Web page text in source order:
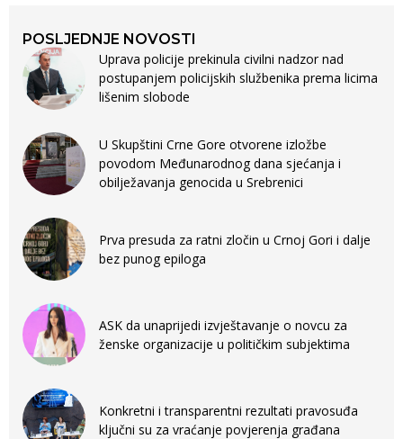
POSLJEDNJE NOVOSTI
Uprava policije prekinula civilni nadzor nad
postupanjem policijskih službenika prema licima
lišenim slobode
U Skupštini Crne Gore otvorene izložbe
povodom Međunarodnog dana sjećanja i
obilježavanja genocida u Srebrenici
Prva presuda za ratni zločin u Crnoj Gori i dalje
bez punog epiloga
ASK da unaprijedi izvještavanje o novcu za
ženske organizacije u političkim subjektima
Konkretni i transparentni rezultati pravosuđa
ključni su za vraćanje povjerenja građana